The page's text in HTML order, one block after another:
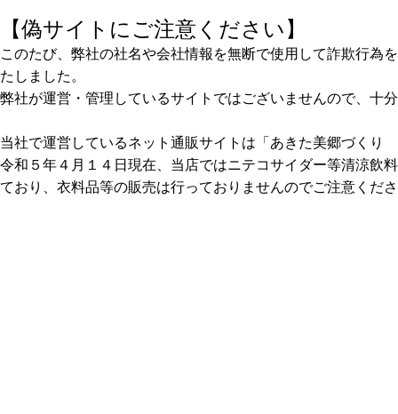
【偽サイトにご注意ください】
このたび、弊社の社名や会社情報を無断で使用して詐欺行為
たしました。
弊社が運営・管理しているサイトではございませんので、十
当社で運営しているネット通販サイトは「あきた美郷づく
令和５年４月１４日現在、当店ではニテコサイダー等清涼飲
ており、衣料品等の販売は行っておりませんのでご注意くだ